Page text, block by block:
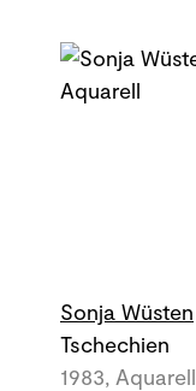
Sonja Wüsten
Tschechien
1983, Aquarell